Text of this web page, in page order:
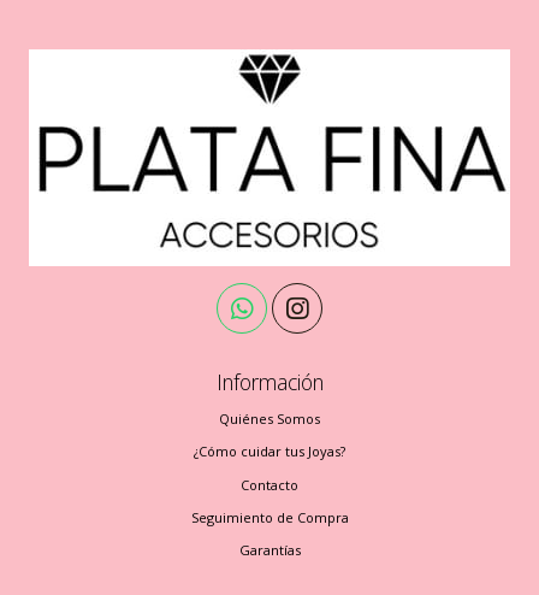
Información
Quiénes Somos
¿Cómo cuidar tus Joyas?
Contacto
Seguimiento de Compra
Garantías